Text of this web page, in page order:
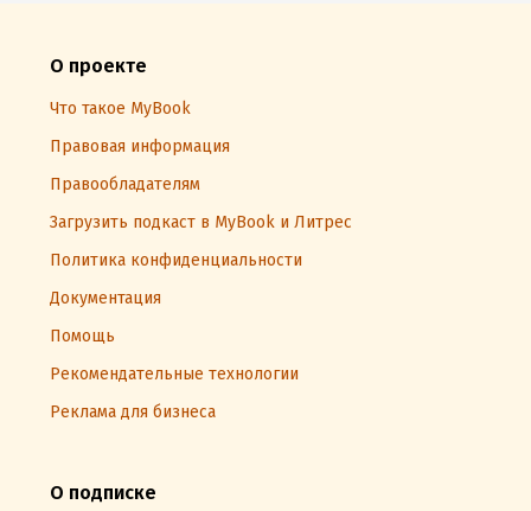
О проекте
Что такое MyBook
Правовая информация
Правообладателям
Загрузить подкаст в MyBook и Литрес
Политика конфиденциальности
Документация
Помощь
Рекомендательные технологии
Реклама для бизнеса
О подписке